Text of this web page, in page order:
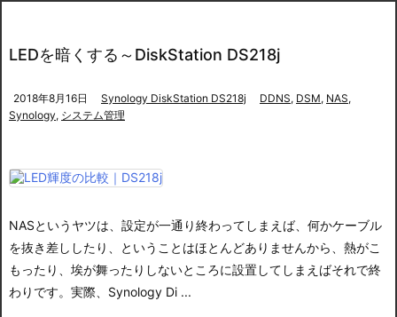
LEDを暗くする～DiskStation DS218j
2018年8月16日 Synology DiskStation DS218j DDNS, DSM, NAS,
Synology, システム管理
NASというヤツは、設定が一通り終わってしまえば、何かケーブル
を抜き差ししたり、ということはほとんどありませんから、熱がこ
もったり、埃が舞ったりしないところに設置してしまえばそれで終
わりです。 実際、Synology Di ...